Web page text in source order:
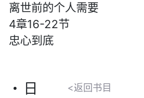
离世前的个人需要
4章16-22节
忠心到底
日 <返回书目